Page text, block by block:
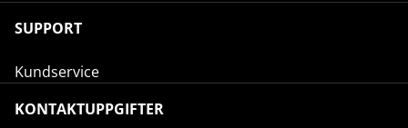
SUPPORT
Kundservice
KONTAKTUPPGIFTER